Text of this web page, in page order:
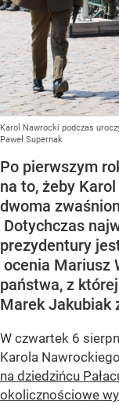
Karol Nawrocki podczas
Paweł Supernak
Po pierwszym
na to, żeby
dwoma
Dotychczas
prezydentury
ocenia Mariusz
państwa, z
Marek Jakubiak
W czwartek 6
Karola
na dziedzińcu
okolicznościowe